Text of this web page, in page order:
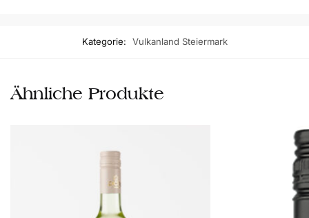
Kategorie: Vulkanland Steiermark
Ähnliche Produkte